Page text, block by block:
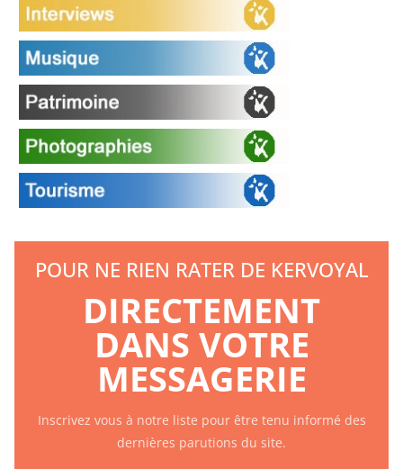
POUR NE RIEN RATER DE KERVOYAL
DIRECTEMENT
DANS VOTRE
MESSAGERIE
Inscrivez vous à notre liste pour être tenu informé des
dernières parutions du site.